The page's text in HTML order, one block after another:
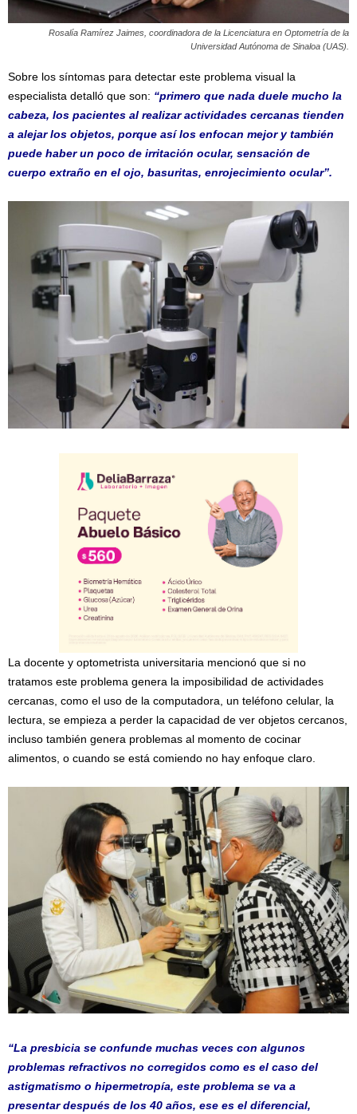
Rosalía Ramírez Jaimes, coordinadora de la Licenciatura en Optometría de la
Universidad Autónoma de Sinaloa (UAS).
Sobre los síntomas para detectar este problema visual la
especialista detalló que son: “primero que nada duele mucho la
cabeza, los pacientes al realizar actividades cercanas tienden
a alejar los objetos, porque así los enfocan mejor y también
puede haber un poco de irritación ocular, sensación de
cuerpo extraño en el ojo, basuritas, enrojecimiento ocular”.
La docente y optometrista universitaria mencionó que si no
tratamos este problema genera la imposibilidad de actividades
cercanas, como el uso de la computadora, un teléfono celular, la
lectura, se empieza a perder la capacidad de ver objetos cercanos,
incluso también genera problemas al momento de cocinar
alimentos, o cuando se está comiendo no hay enfoque claro.
“La presbicia se confunde muchas veces con algunos
problemas refractivos no corregidos como es el caso del
astigmatismo o hipermetropía, este problema se va a
presentar después de los 40 años, ese es el diferencial,